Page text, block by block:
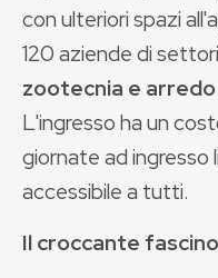
con ulteriori spazi
120 aziende di
zootecnia e
L'ingresso ha un
giornate ad ingresso
accessibile a tutti.
Il croccante